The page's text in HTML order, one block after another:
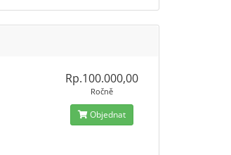
Rp.100.000,00
Ročně
Objednat